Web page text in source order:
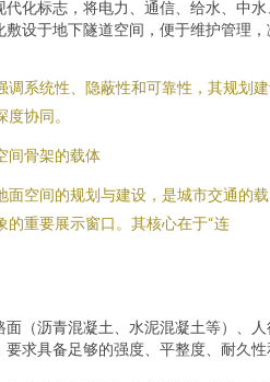
化标志，将电力、通信、给水、中水
设于地下隧道空间，便于维护管理，
调系统性、隐蔽性和可靠性，其规划
协同。
间骨架的载体
空间的规划与建设，是城市交通的载
重要展示窗口。其核心在于“连
（沥青混凝土、水泥混凝土等）、人
求具备足够的强度、平整度、耐久性